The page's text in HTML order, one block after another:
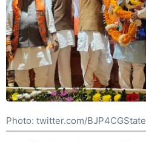
Photo: twitter.com/BJP4CGState